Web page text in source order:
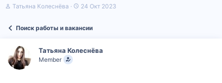
А
е
м
ы
Татьяна Колеснёва
Д
а
ч
24 Окт 2023
Поиск работы и вакансии
Татьяна Колеснёва
Member